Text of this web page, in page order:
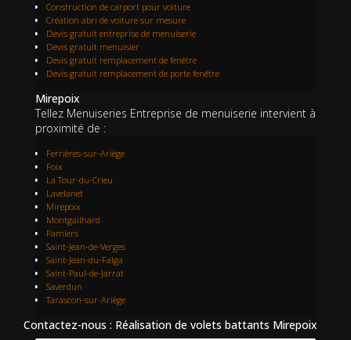
Construction de carport pour voiture
Création abri de voiture sur mesure
Devis gratuit entreprise de menuiserie
Devis gratuit menuisier
Devis gratuit remplacement de fenêtre
Devis gratuit remplacement de porte fenêtre
Mirepoix
Tellez Menuiseries Entreprise de menuiserie intervient à
proximité de :
Ferrières-sur-Ariège
Foix
La Tour-du-Crieu
Lavelanet
Mirepoix
Montgailhard
Pamiers
Saint-Jean-de-Verges
Saint-Jean-du-Falga
Saint-Paul-de-Jarrat
Saverdun
Tarascon-sur-Ariège
Contactez-nous : Réalisation de volets battants Mirepoix